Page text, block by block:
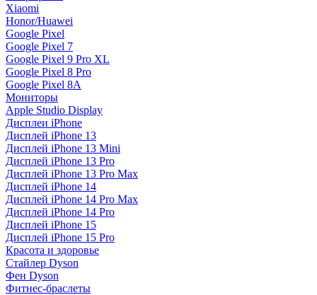
Xiaomi
Honor/Huawei
Google Pixel
Google Pixel 7
Google Pixel 9 Pro XL
Google Pixel 8 Pro
Google Pixel 8A
Мониторы
Apple Studio Display
Дисплеи iPhone
Дисплей iPhone 13
Дисплей iPhone 13 Mini
Дисплей iPhone 13 Pro
Дисплей iPhone 13 Pro Max
Дисплей iPhone 14
Дисплей iPhone 14 Pro Max
Дисплей iPhone 14 Pro
Дисплей iPhone 15
Дисплей iPhone 15 Pro
Красота и здоровье
Стайлер Dyson
Фен Dyson
Фитнес-браслеты